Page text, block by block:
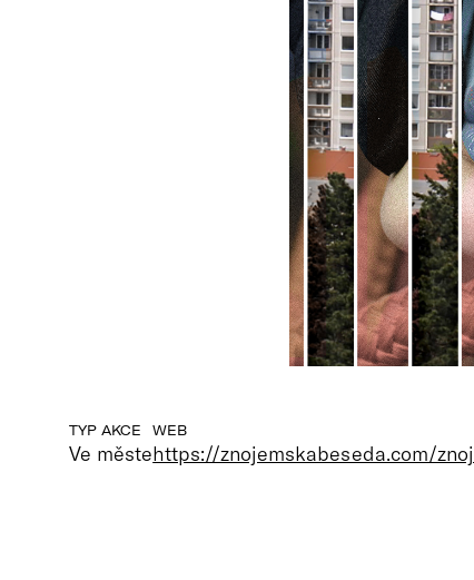
TYP AKCE
Ve měste
WEB
https://znojemskabeseda.com/